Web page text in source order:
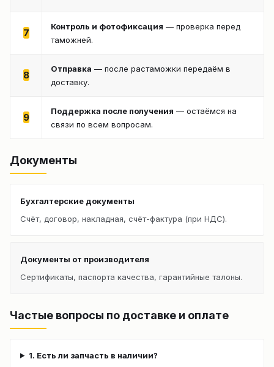
7
Контроль и фотофиксация — проверка перед
таможней.
8
Отправка — после растаможки передаём в
доставку.
9
Поддержка после получения — остаёмся на
связи по всем вопросам.
Документы
Бухгалтерские документы
Счёт, договор, накладная, счёт-фактура (при НДС).
Документы от производителя
Сертификаты, паспорта качества, гарантийные талоны.
Частые вопросы по доставке и оплате
1. Есть ли запчасть в наличии?